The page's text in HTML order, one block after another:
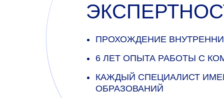
КАЖДЫЙ СПЕЦИАЛИСТ
ОБРАЗОВАНИЙ
6 ЛЕТ ОПЫТА РАБОТЫ С
ПРОХОЖДЕНИЕ